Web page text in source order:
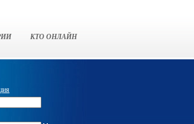
КТО ОНЛАЙН